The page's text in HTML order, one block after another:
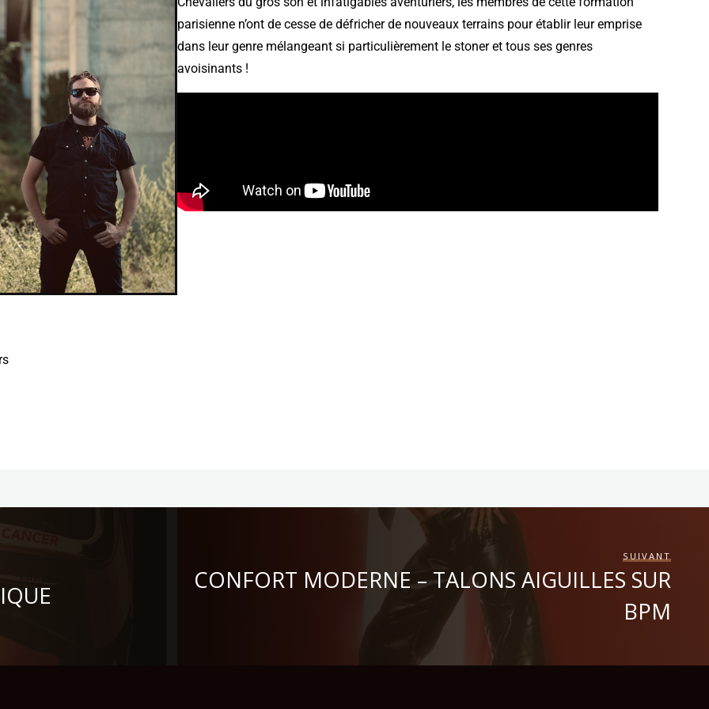
parisienne n’ont de cesse de défricher de nouveaux terrains pour établir leur emprise
dans leur genre mélangeant si particulièrement le stoner et tous ses genres
avoisinants !
SUIVANT
CONFORT MODERNE – TALONS AIGUILLES SUR
BPM